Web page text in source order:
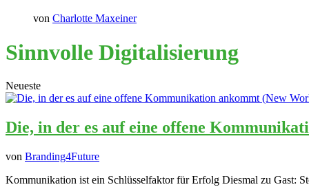
von Charlotte Maxeiner
Sinnvolle Digitalisierung
Neueste
Die, in der es auf eine offene
von Branding4Future
Kommunikation ist ein Schlüsselfaktor für Erfolg Diesmal zu Gast: